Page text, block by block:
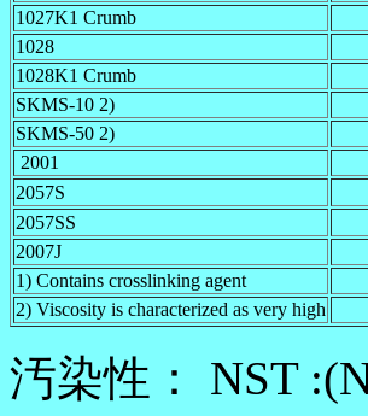
1027K1 Crumb
1028
1028K1 Crumb
SKMS-10 2)
SKMS-50 2)
2001
2057S
2057SS
2007J
1) Contains crosslinking agent
2) Viscosity is characterized as very high
汚染性： NST